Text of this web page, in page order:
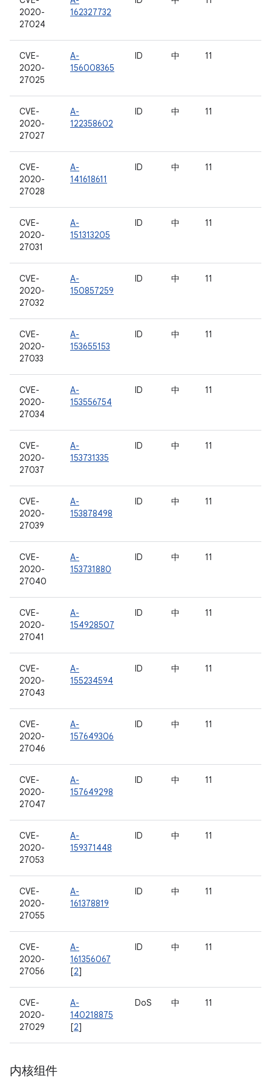
2020-
27024
162327732
CVE-
2020-
27025
A-
156008365
ID 中 11
CVE-
2020-
27027
A-
122358602
ID 中 11
CVE-
2020-
27028
A-
141618611
ID 中 11
CVE-
2020-
27031
A-
151313205
ID 中 11
CVE-
2020-
27032
A-
150857259
ID 中 11
CVE-
2020-
27033
A-
153655153
ID 中 11
CVE-
2020-
27034
A-
153556754
ID 中 11
CVE-
2020-
27037
A-
153731335
ID 中 11
CVE-
2020-
27039
A-
153878498
ID 中 11
CVE-
2020-
27040
A-
153731880
ID 中 11
CVE-
2020-
27041
A-
154928507
ID 中 11
CVE-
2020-
27043
A-
155234594
ID 中 11
CVE-
2020-
27046
A-
157649306
ID 中 11
CVE-
2020-
27047
A-
157649298
ID 中 11
CVE-
2020-
27053
A-
159371448
ID 中 11
CVE-
2020-
27055
A-
161378819
ID 中 11
CVE-
2020-
27056
A-
161356067
[2]
ID 中 11
CVE-
2020-
27029
A-
140218875
[2]
DoS 中 11
内核组件